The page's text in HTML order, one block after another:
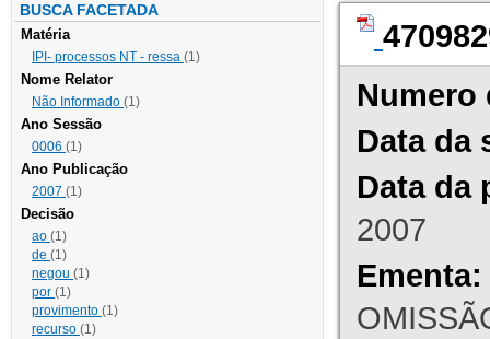
BUSCA FACETADA
Matéria
IPI- processos NT - ressa (1)
Nome Relator
Não Informado (1)
Ano Sessão
0006 (1)
Ano Publicação
2007 (1)
Decisão
ao (1)
de (1)
negou (1)
por (1)
provimento (1)
recurso (1)
Numero
Data da
Data da
2007
Ementa: